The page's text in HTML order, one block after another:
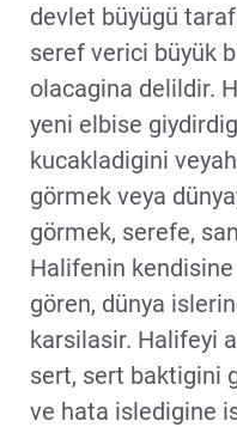
devlet büyügü
seref verici büyük
olacagina delildir.
yeni elbise
kucakladigini
görmek veya
görmek, serefe,
Halifenin
gören, dünya
karsilasir. Halifeyi
sert, sert baktigini
ve hata isledigine